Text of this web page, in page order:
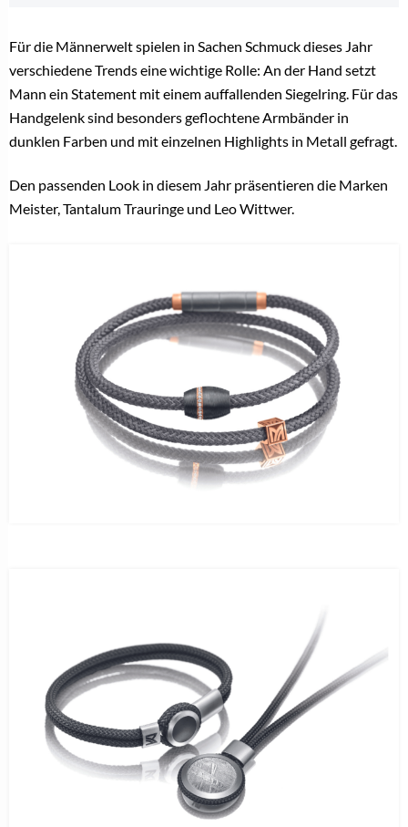
Für die Männerwelt spielen in Sachen Schmuck dieses Jahr
verschiedene Trends eine wichtige Rolle: An der Hand setzt
Mann ein Statement mit einem auffallenden Siegelring. Für das
Handgelenk sind besonders geflochtene Armbänder in
dunklen Farben und mit einzelnen Highlights in Metall gefragt.
Den passenden Look in diesem Jahr präsentieren die Marken
Meister, Tantalum Trauringe und Leo Wittwer.